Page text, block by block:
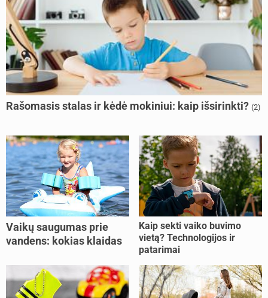
Rašomasis stalas ir kėdė mokiniui: kaip išsirinkti? (2)
Vaikų saugumas prie
vandens: kokias klaidas
Kaip sekti vaiko buvimo
vietą? Technologijos ir
patarimai